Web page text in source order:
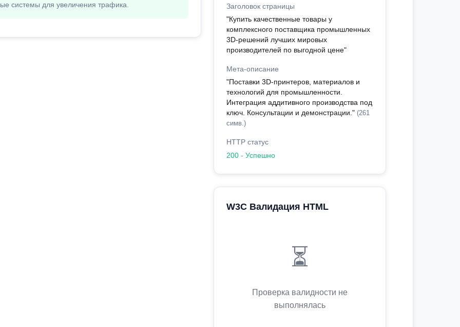
системы для увеличения трафика.
Заголовок страницы
"Купить качественные товары у
комплексного поставщика промышленных
3D-решений лучших мировых
производителей по выгодной цене"
Мета-описание
"Поставки 3D-принтеров, материалов и
технологий для промышленности.
Интеграция аддитивного производства под
ключ. Консультации и демонстрации." (261
симв.)
HTTP статус
200 - Успешно
W3C Валидация HTML
⏳
Проверка валидности не
выполнялась